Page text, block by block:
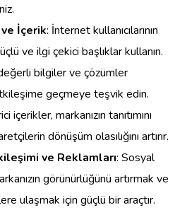
İçerik: İnternet kullanıcılarının
ve ilgi çekici başlıklar kullanın.
bilgiler ve çözümler
geçmeye teşvik edin.
markanızın tanıtımını
dönüşüm olasılığını artırır.
ve Reklamları: Sosyal
görünürlüğünü artırmak ve
ulaşmak için güçlü bir araçtır.